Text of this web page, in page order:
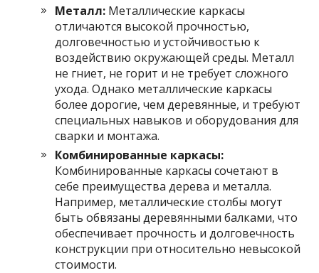
Металл: Металлические каркасы
отличаются высокой прочностью,
долговечностью и устойчивостью к
воздействию окружающей среды. Металл
не гниет, не горит и не требует сложного
ухода. Однако металлические каркасы
более дорогие, чем деревянные, и требуют
специальных навыков и оборудования для
сварки и монтажа.
Комбинированные каркасы:
Комбинированные каркасы сочетают в
себе преимущества дерева и металла.
Например, металлические столбы могут
быть обвязаны деревянными балками, что
обеспечивает прочность и долговечность
конструкции при относительно невысокой
стоимости.